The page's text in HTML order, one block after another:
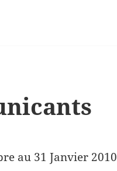
au 31 Janvier 2010